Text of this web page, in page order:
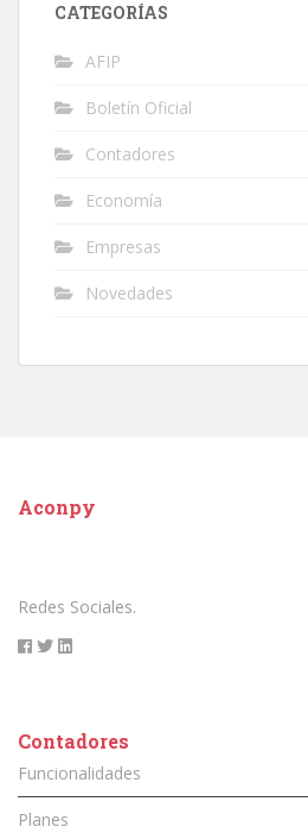
CATEGORÍAS
AFIP
Boletín Oficial
Contadores
Economía
Empresas
Novedades
Aconpy
Redes Sociales.
Contadores
Funcionalidades
Planes